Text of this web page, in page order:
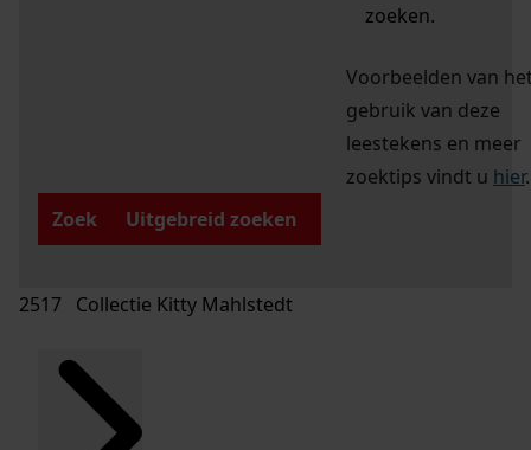
zoeken.
Voorbeelden van
gebruik van deze
leestekens en meer
zoektips vindt u hier.
Zoek
Uitgebreid zoeken
2517 Collectie Kitty Mahlstedt